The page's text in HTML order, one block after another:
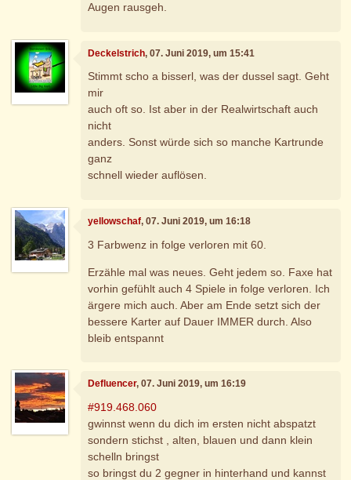
Augen rausgeh.
Deckelstrich, 07. Juni 2019, um 15:41
Stimmt scho a bisserl, was der dussel sagt. Geht
mir
auch oft so. Ist aber in der Realwirtschaft auch
nicht
anders. Sonst würde sich so manche Kartrunde
ganz
schnell wieder auflösen.
yellowschaf, 07. Juni 2019, um 16:18
3 Farbwenz in folge verloren mit 60.
Erzähle mal was neues. Geht jedem so. Faxe hat
vorhin gefühlt auch 4 Spiele in folge verloren. Ich
ärgere mich auch. Aber am Ende setzt sich der
bessere Karter auf Dauer IMMER durch. Also
bleib entspannt
Defluencer, 07. Juni 2019, um 16:19
#919.468.060
gwinnst wenn du dich im ersten nicht abspatzt
sondern stichst , alten, blauen und dann klein
schelln bringst
so bringst du 2 gegner in hinterhand und kannst